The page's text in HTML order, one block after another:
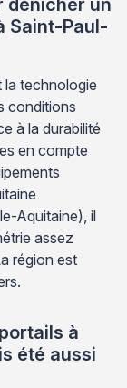
Saint-Paul-
la technologie
conditions
à la durabilité
en compte
Aquitaine), il
assez
région est
à
été aussi